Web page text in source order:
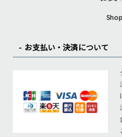
お支払い・決済について